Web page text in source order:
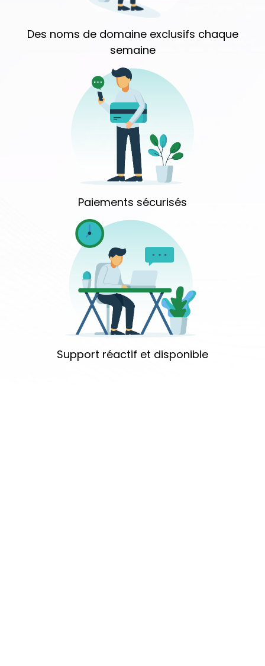
Des noms de domaine exclusifs chaque
semaine
Paiements sécurisés
Support réactif et disponible